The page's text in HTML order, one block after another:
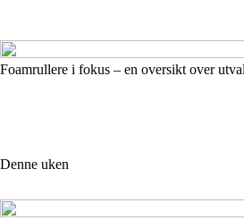
Foamrullere i fokus – en oversikt over
Denne uken